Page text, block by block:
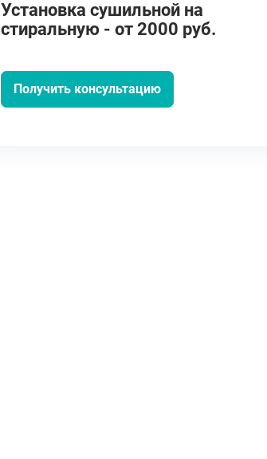
Установка сушильной на
стиральную - от 2000 руб.
Получить консультацию